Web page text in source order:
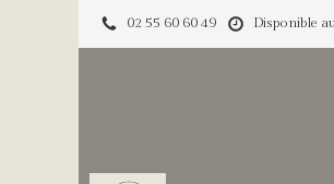
02 55 60 60 49 Disponible